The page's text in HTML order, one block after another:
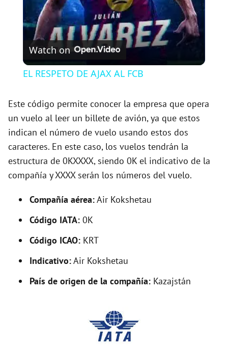
y
V
i
d
e
o
Watch on
EL RESPETO DE AJAX AL FCB
Este código permite conocer la empresa que opera
un vuelo al leer un billete de avión, ya que estos
indican el número de vuelo usando estos dos
caracteres. En este caso, los vuelos tendrán la
estructura de 0KXXXX, siendo 0K el indicativo de la
compañía y XXXX serán los números del vuelo.
Compañía aérea:Air Kokshetau
Código IATA: 0K
Código ICAO: KRT
Indicativo:Air Kokshetau
País de origen de la compañía: Kazajstán